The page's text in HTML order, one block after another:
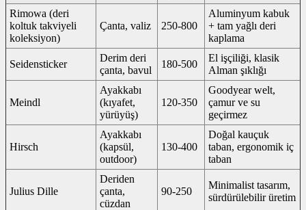
Rimowa (deri
koltuk takviyeli
koleksiyon)
Çanta, valiz 250‑800
Aluminyum kabuk
+ tam yağlı deri
kaplama
Seidensticker
Derim deri
çanta, bavul
180‑500
El işçiliği, klasik
Alman şıklığı
Meindl
Ayakkabı
(kıyafet,
yürüyüş)
120‑350
Goodyear welt,
çamur ve su
geçirmez
Hirsch
Ayakkabı
(kapsül,
outdoor)
130‑400
Doğal kauçuk
taban, ergonomik iç
taban
Julius Dille
Deriden
çanta,
cüzdan
90‑250
Minimalist tasarım,
sürdürülebilir üretim